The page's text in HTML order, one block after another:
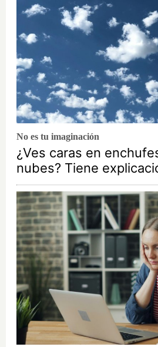
No es tu imaginación
¿Ves caras en
nubes? Tiene